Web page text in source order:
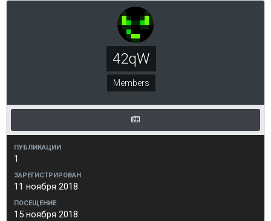
42qW
Members
ПУБЛИКАЦИИ
1
ЗАРЕГИСТРИРОВАН
11 ноября 2018
ПОСЕЩЕНИЕ
15 ноября 2018